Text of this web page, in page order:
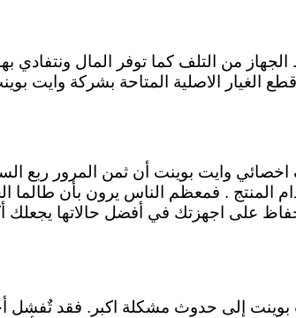
من التلف كما توفر المال ونتفادي
الاصلية المتاحة بشركة وايت
اخصائي وايت بوينت أن ثمن المرور
المنتج . فمعظم الناس يرون بأن
على اجهزتك في أفضل حالاتها يجعلك
بوينت إلى حدوث مشكلة اكبر. فقد تٌفشل